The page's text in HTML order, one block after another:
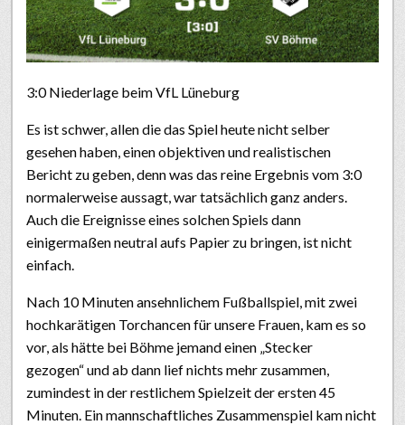
3:0 Niederlage beim VfL Lüneburg
Es ist schwer, allen die das Spiel heute nicht selber
gesehen haben, einen objektiven und realistischen
Bericht zu geben, denn was das reine Ergebnis vom 3:0
normalerweise aussagt, war tatsächlich ganz anders.
Auch die Ereignisse eines solchen Spiels dann
einigermaßen neutral aufs Papier zu bringen, ist nicht
einfach.
Nach 10 Minuten ansehnlichem Fußballspiel, mit zwei
hochkarätigen Torchancen für unsere Frauen, kam es so
vor, als hätte bei Böhme jemand einen „Stecker
gezogen“ und ab dann lief nichts mehr zusammen,
zumindest in der restlichem Spielzeit der ersten 45
Minuten. Ein mannschaftliches Zusammenspiel kam nicht